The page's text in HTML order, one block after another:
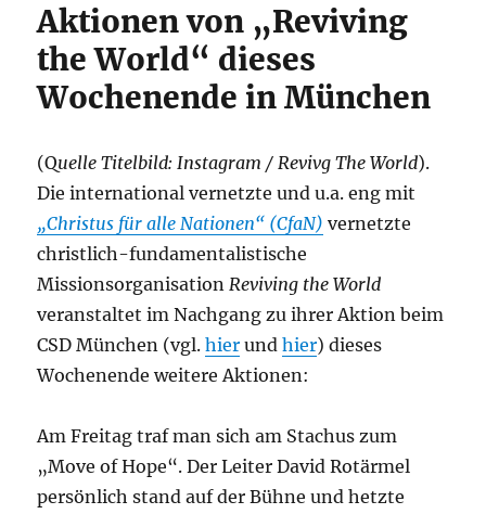
Aktionen von „Reviving
the World“ dieses
Wochenende in München
(Quelle Titelbild: Instagram / Revivg The World).
Die international vernetzte und u.a. eng mit
„Christus für alle Nationen“ (CfaN) vernetzte
christlich-fundamentalistische
Missionsorganisation Reviving the World
veranstaltet im Nachgang zu ihrer Aktion beim
CSD München (vgl.hier undhier) dieses
Wochenende weitere Aktionen:
Am Freitag traf man sich am Stachus zum
„Move of Hope“. Der Leiter David Rotärmel
persönlich stand auf der Bühne und hetzte